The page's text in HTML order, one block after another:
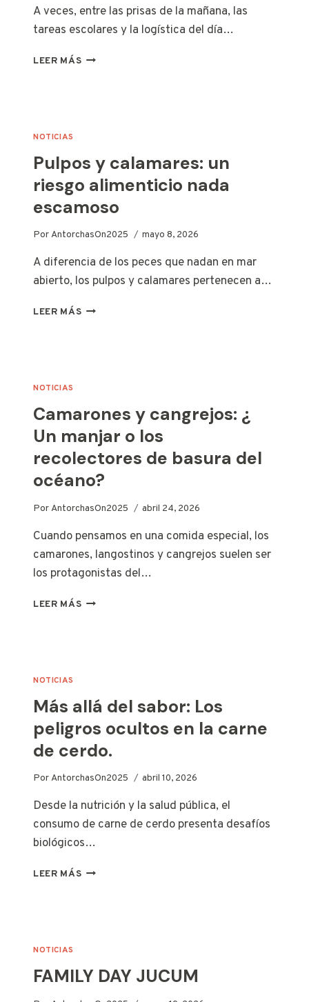
A veces, entre las prisas de la mañana, las
tareas escolares y la logística del día…
LEER MÁSCÓMO
HIJOS
NOTICIAS
Pulpos y calamares: un
riesgo alimenticio nada
escamoso
PorAntorchasOn2025 mayo 8, 2026
A diferencia de los peces que nadan en mar
abierto, los pulpos y calamares pertenecen a…
LEER MÁSPULPOS
ESCAMOSO
NOTICIAS
Camarones y cangrejos: ¿
Un manjar o los
recolectores de basura del
océano?
PorAntorchasOn2025 abril 24, 2026
Cuando pensamos en una comida especial, los
camarones, langostinos y cangrejos suelen ser
los protagonistas del…
LEER MÁSCAMARONES
LOS
DE
BASURA
OCÉANO?
NOTICIAS
Más allá del sabor: Los
peligros ocultos en la carne
de cerdo.
PorAntorchasOn2025 abril 10, 2026
Desde la nutrición y la salud pública, el
consumo de carne de cerdo presenta desafíos
biológicos…
LEER MÁSMÁS
EN
NOTICIAS
FAMILY DAY JUCUM